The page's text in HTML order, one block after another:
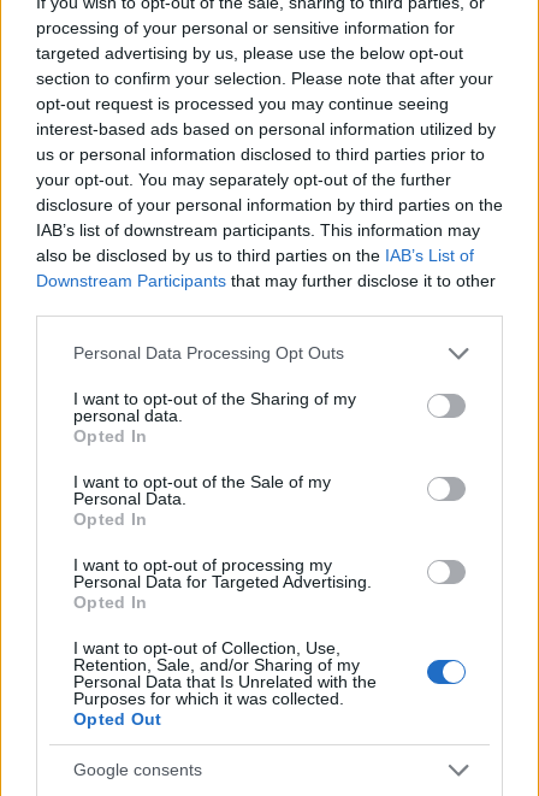
processing of your personal or sensitive information for
targeted advertising by us, please use the below opt-out
section to confirm your selection. Please note that after your
opt-out request is processed you may continue seeing
interest-based ads based on personal information utilized by
us or personal information disclosed to third parties prior to
your opt-out. You may separately opt-out of the further
disclosure of your personal information by third parties on the
IAB’s list of downstream participants. This information may
also be disclosed by us to third parties on the IAB’s List of
Downstream Participants that may further disclose it to other
Please note that this website/app uses one or more Google
not limited to your visit or usage behaviour. You may click to
grant or deny consent to Google and its third-party tags to
use your data for below specified purposes in below Google
consent section.
Personal Data Processing Opt Outs
I want to opt-out of the Sharing of my
personal data.
Opted In
I want to opt-out of the Sale of my
Personal Data.
Opted In
I want to opt-out of processing my
Personal Data for Targeted Advertising.
Opted In
I want to opt-out of Collection, Use,
Retention, Sale, and/or Sharing of my
Personal Data that Is Unrelated with the
Purposes for which it was collected.
Opted Out
Google consents
Μαγνησία, Δημαρχείο Αγριάς, Πορφυρογέννη 2, 11:00-13:30
Μεσσηνία, Καλαμάτα, Αίθουσα “Α. Κουμουνδούρος”, 08:30-
15:30
Μεσσηνία, Καλαμάτα, Κεντρική Αγορά, 08:30-13:30
Μεσσηνία, Μεσσήνη, Δασκαρόλειο Πολιτιστικό Κέντρο, 09:00-
14:00
Μεσσηνία, Κυπαρισσία, Isobox Νοσοκομείου, 09:30 – 13:30
Μεσσηνία, Πύλος, Isobox Κέντρου Υγείας, 09:30-13:30
Νάξος, πλησίον Νοσοκομείου Χώρας, 07:30-16:00
Ξάνθη, Κέντρο Υγείας Ξάνθης, ISOBOX, Ανδρέα Δημητρίου 1,
08:00-14:00
08:30-14:00
Πάρος, ΚΑΠΗ Παροικιάς, 09:00-11:00
Πάρος, ΚΑΠΗ Αλυκής, 11:30-12:30
Πάρος, Νάουσα, Αίθουσα ΑΜΕΣ Νηρέα, 13:30-14:45
Πέλλα, Δημαρχείο Γιαννιτσών, Χατζηδημητρίου και Εθνικής
Αντιστάσεως, 08:30-15:30
Πέλλα, Ξενιτίδειο Αριδαίας, Λεωφόρος Ξενιτίδη 7, 09:30-14:30
Πιερία, Ανδρομάχη, Κατερίνη, 09:00-14:30
Πρέβεζα, Αίθουσα Λιμενικού Ταμείου, Ελ. Βενιζέλου 20, 09:00-
15:00
Πρέβεζα, Λιμενικό Ταμείο Πάργας, 09:00-13:00